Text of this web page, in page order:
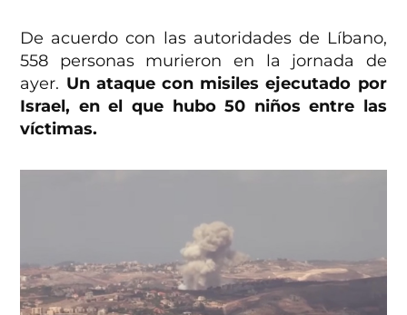
De acuerdo con las autoridades de Líbano,
558 personas murieron en la jornada de
ayer. Un ataque con misiles ejecutado por
Israel, en el que hubo 50 niños entre las
víctimas.